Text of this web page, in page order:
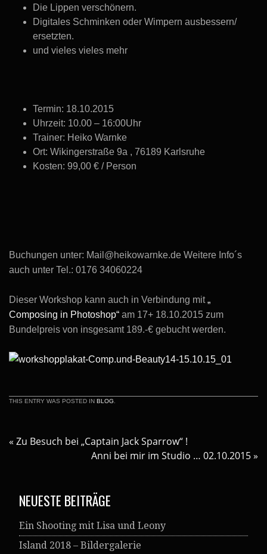
Die Lippen verschönern.
Digitales Schminken oder Wimpern ausbessern/
ersetzten.
und vieles vieles mehr
Termin: 18.10.2015
Uhrzeit: 10.00 – 16:00Uhr
Trainer: Heiko Warnke
Ort: Wikingerstraße 9a , 76189 Karlsruhe
Kosten: 99,00 € / Person
Buchungen unter: Mail@heikowarnke.de Weitere Info´s
auch unter Tel.: 0176 34060224
Dieser Workshop kann auch in Verbindung mit„
Composing in Photoshop“ am 17+ 18.10.2015 zum
Bundelpreis von insgesamt 189.-€ gebucht werden.
THIS ENTRY WAS POSTED IN BLOG
« Zu Besuch bei „Captain Jack Sparrow“ !
Anni bei mir im Studio … 02.10.2015»
NEUESTE BEITRÄGE
Ein Shooting mit Lisa und Leony
Island 2018 – Bildergalerie